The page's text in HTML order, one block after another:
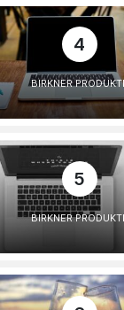
4
BIRKNER
5
BIRKNER